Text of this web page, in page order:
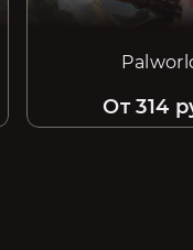
От 314